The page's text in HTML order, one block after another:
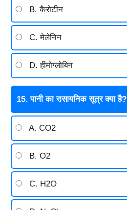
B. कैरोटीन
C. मेलेनिन
D. हीमोग्लोबिन
15. पानी का रासायनिक सूत्र क्या है?
A. CO2
B. O2
C. H2O